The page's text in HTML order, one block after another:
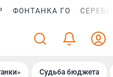
ФОНТАНКА ГО
Судьба бюджета